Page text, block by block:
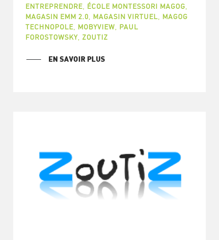
ENTREPRENDRE, ÉCOLE MONTESSORI MAGOG
MAGASIN EMM 2.0
MAGASIN VIRTUEL
MAGOG
TECHNOPOLE, MOBYVIEW, PAUL
FOROSTOWSKY, ZOUTIZ
EN SAVOIR PLUS